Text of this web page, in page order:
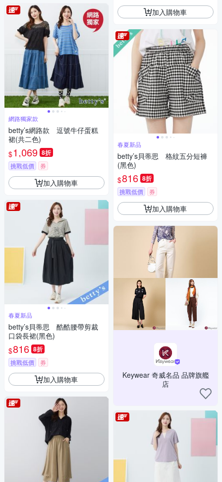
網路獨家款
betty’s網路款 逗號牛仔蛋糕
裙(共二色)
$1,069 8折
挑戰低價 券
加入購物車
春夏新品
betty’s貝蒂思 酷酷腰帶剪裁
口袋長裙(黑色)
$816 8折
挑戰低價 券
加入購物車
加入購物車
春夏新品
betty’s貝蒂思 格紋五分短褲
(黑色)
$816 8折
挑戰低價 券
加入購物車
Keywear 奇威名品 品牌旗艦
店